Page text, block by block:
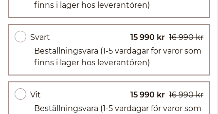
finns i lager hos leverantören)
Svart 15 990 kr 16 990 kr
Beställningsvara (1-5 vardagar för varor som
finns i lager hos leverantören)
Vit 15 990 kr 16 990 kr
Beställningsvara (1-5 vardagar för varor som